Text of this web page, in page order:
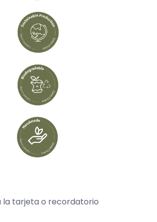
la tarjeta o recordatorio